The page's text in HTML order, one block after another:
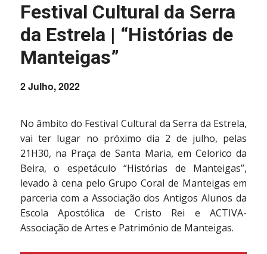
Festival Cultural da Serra
da Estrela | “Histórias de
Manteigas”
2 Julho, 2022
No âmbito do Festival Cultural da Serra da Estrela,
vai ter lugar no próximo dia 2 de julho, pelas
21H30, na Praça de Santa Maria, em Celorico da
Beira, o espetáculo “Histórias de Manteigas”,
levado à cena pelo Grupo Coral de Manteigas em
parceria com a Associação dos Antigos Alunos da
Escola Apostólica de Cristo Rei e ACTIVA-
Associação de Artes e Património de Manteigas.